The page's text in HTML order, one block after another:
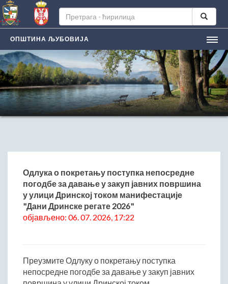
ОПШТИНА ЉУБОВИЈА
НАСЛОВНА
ЉУБОВИЈA
Лична карта града
Историјат
ЛОКАЛНА САМОУПРАВА
Председник општине
Заменик председника
Скупштина општине
Општинско веће
ПРИВРЕДА
Одлука о покретању поступка непосредне
погодбе за давање у закуп јавних површина
у улици Дринској током манифестације
"Дани Дринске регате 2026"
објављено: 06. 07. 2026, 17:22
Преузмите Одлуку о покретању поступка
непосредне погодбе за давање у закуп јавних